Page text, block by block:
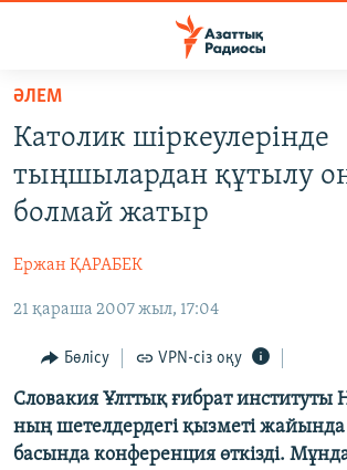
Skip
main
content
Skip
main
Navigation
Skip
Search
AZATTYQTV
АДАМ ҚҰҚЫҚТАРЫ
ӘЛЕУМЕТ
ӘЛЕМ
АРНАЙЫ ЖОБАЛАР
Русский
ӘЛЕМ
Католик шіркеулерінде
тыңшылардан құтылу
болмай жатыр
Ержан ҚАРАБЕК
21 қараша 2007 жыл, 17:04
Бөлісу VPN-сіз оқу
Словакия Ұлттық ғибрат
ның шетелдердегі қызметі
басында конференция өткізді.